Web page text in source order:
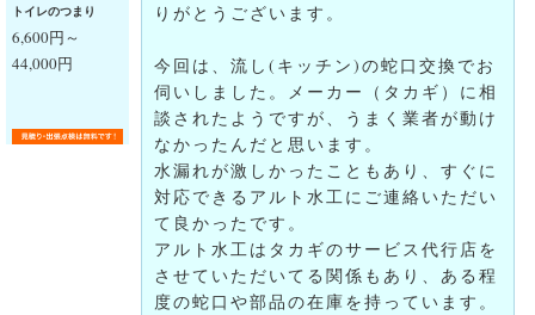
トイレのつまり
6,600円～
44,000円
りがとうございます。
今回は、流し(キッチン)の蛇口交換でお
伺いしました。メーカー（タカギ）に相
談されたようですが、うまく業者が動け
なかったんだと思います。
水漏れが激しかったこともあり、すぐに
対応できるアルト水工にご連絡いただい
て良かったです。
アルト水工はタカギのサービス代行店を
させていただいてる関係もあり、ある程
度の蛇口や部品の在庫を持っています。